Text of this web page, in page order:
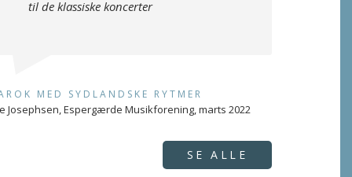
til de klassiske koncerter
MED SYDLANDSKE RYTMER
Josephsen, Espergærde Musikforening, marts 2022
SE ALLE